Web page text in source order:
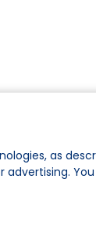
as
advertising.